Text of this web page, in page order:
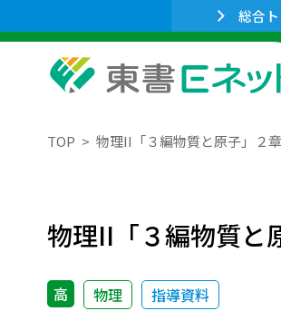
総合
TOP 物理II「３編物質と原子」２
物理II「３編物質と
高 物理 指導資料